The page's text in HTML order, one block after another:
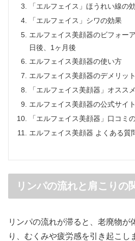
「エルフェイス」ほうれい線の
「エルフェイス」シワの効果
エルフェイス美顔器のビフォー
日後、1ヶ月後
エルフェイス美顔器の使い方
エルフェイス美顔器のデメリット
「エルフェイス美顔器」オスス
エルフェイス美顔器の公式サイ
「エルフェイス美顔器」口コミ
エルフェイス美顔器 よくある質
リンパの流れと肩こりの
リンパの流れが滞ると、老廃物が
り、むくみや疲労感を引き起こし